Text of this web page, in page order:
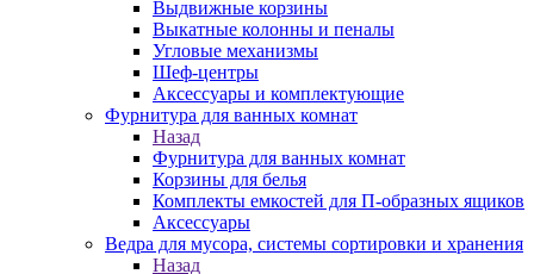
Выдвижные корзины
Выкатные колонны и пеналы
Угловые механизмы
Шеф-центры
Аксессуары и комплектующие
Фурнитура для ванных комнат
Назад
Фурнитура для ванных комнат
Корзины для белья
Комплекты емкостей для П-образных ящиков
Аксессуары
Ведра для мусора, системы сортировки и хранения
Назад